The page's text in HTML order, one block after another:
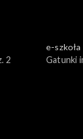
2
e-szkoła
Gatunki